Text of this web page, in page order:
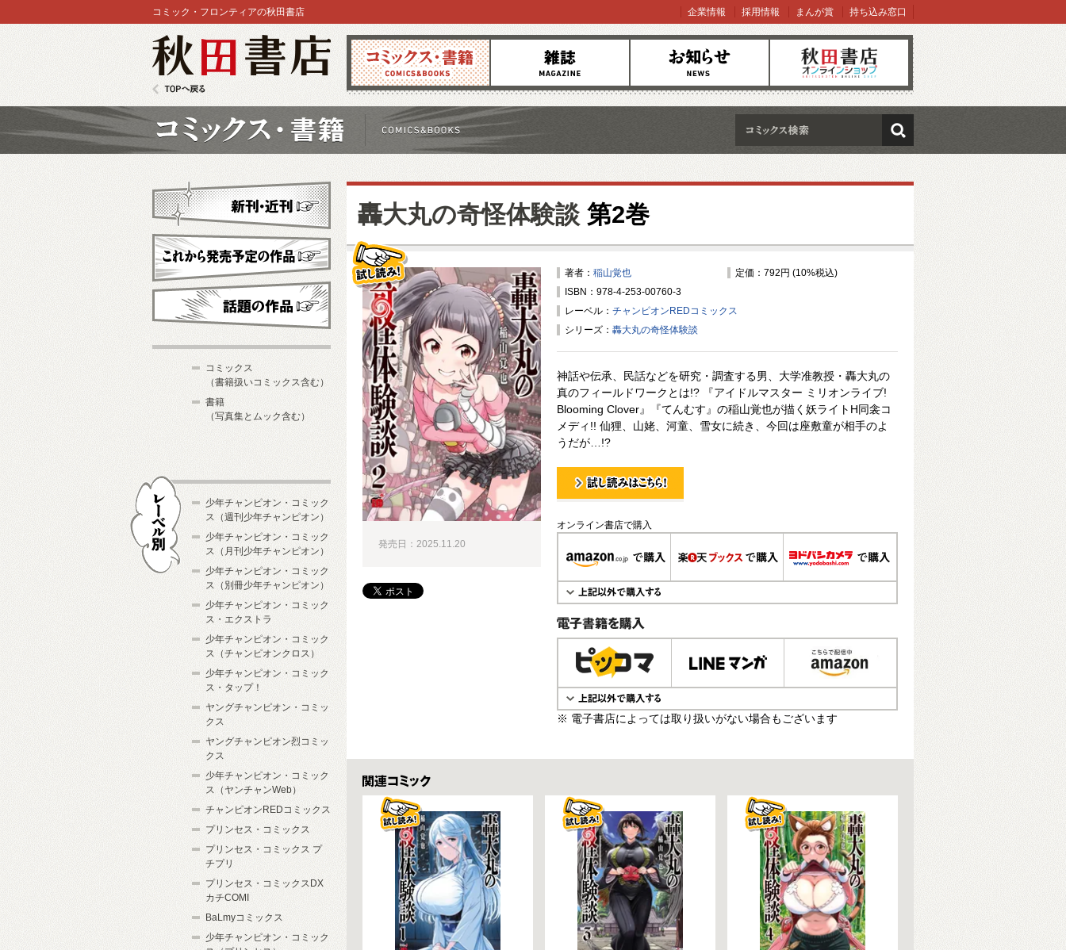
コミックス 雑誌 お知らせ オンラインショップ
コミック・フロンティアの秋田書店 企業情報 採用情報 まんが賞 持ち込み窓口
検索
轟大丸の奇怪体験談 第2巻
著者： 稲山覚也
定価：792円 (10%税込)
ISBN：978-4-253-00760-3
レーベル： チャンピオンREDコミックス
シリーズ： 轟大丸の奇怪体験談
神話や伝承、民話などを研究・調査する男、大学准教授・轟大丸の
真のフィールドワークとは!? 『アイドルマスター ミリオンライブ!
Blooming Clover』『てんむす』の稲山覚也が描く妖ライトH同衾コ
メディ!! 仙狸、山姥、河童、雪女に続き、今回は座敷童が相手のよ
うだが…!?
試し読み！
オンライン書店で購入
電子書籍で購入
※ 電子書店によっては取り扱いがない場合もございます
発売日：2025.11.20
関連コミックス
新刊・近刊
これから発売予定
コミックス
（書籍扱いコミックス含む）
書籍
（写真集とムック含む）
少年チャンピオン・コミック
ス（週刊少年チャンピオン）
少年チャンピオン・コミック
ス（月刊少年チャンピオン）
少年チャンピオン・コミック
ス（別冊少年チャンピオン）
少年チャンピオン・コミック
ス・エクストラ
少年チャンピオン・コミック
ス（チャンピオンクロス）
少年チャンピオン・コミック
ス・タップ！
ヤングチャンピオン・コミッ
クス
ヤングチャンピオン烈コミッ
クス
少年チャンピオン・コミック
ス（ヤンチャンWeb）
チャンピオンREDコミックス
プリンセス・コミックス
プリンセス・コミックス プ
チプリ
プリンセス・コミックスDX
カチCOMI
BaLmyコミックス
少年チャンピオン・コミック